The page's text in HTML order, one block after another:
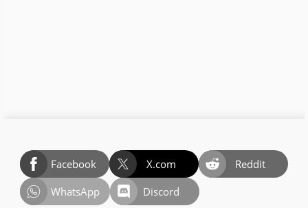
Facebook X.com
Reddit
WhatsApp
Discord